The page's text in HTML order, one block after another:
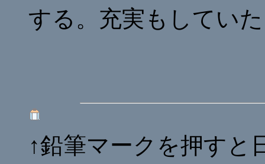
する。充実もしてい
↑鉛筆マークを押すと